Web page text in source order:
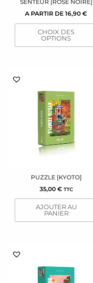
SENTEUR [ROSE NOIRE]
A PARTIR DE 16,90 €
CHOIX DES
OPTIONS
sur
la
page
du
produit
PUZZLE [KYOTO]
35,00 € TTC
AJOUTER AU
PANIER